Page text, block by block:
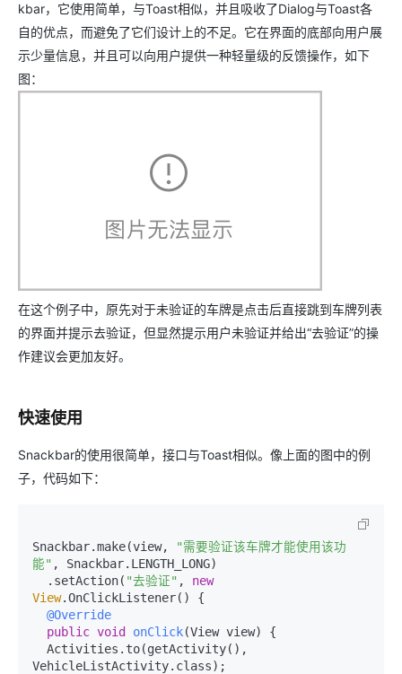
kbar，它使用简单，与Toast相似，并且吸收了Dialog与Toast各
自的优点，而避免了它们设计上的不足。它在界面的底部向用户展
示少量信息，并且可以向用户提供一种轻量级的反馈操作，如下
图：
在这个例子中，原先对于未验证的车牌是点击后直接跳到车牌列表
的界面并提示去验证，但显然提示用户未验证并给出“去验证”的操
作建议会更加友好。
快速使用
Snackbar的使用很简单，接口与Toast相似。像上面的图中的例
子，代码如下：
Snackbar.make(view,
"需要验证该车牌才能使用该功
能" , Snackbar.LENGTH_LONG)
  .setAction(
"去验证" , new
View.OnClickListener() {
@Override
public void onClick(View view)
{
VehicleListActivity.class);